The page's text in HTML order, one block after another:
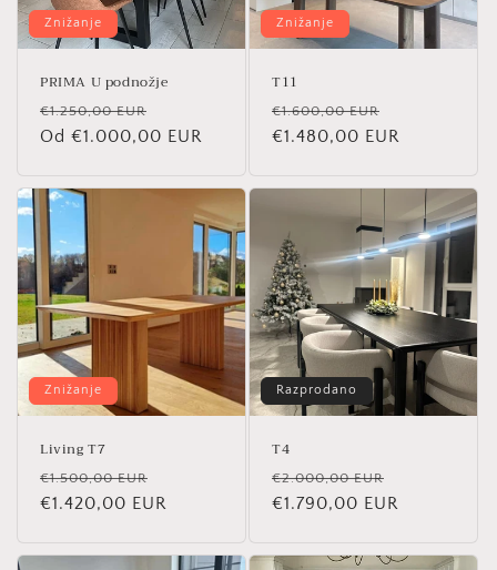
Znižanje
PRIMA U podnožje
Redna
cena
€1.250,00 EUR
cena
Od €1.000,00 EUR
Znižanje
T11
Redna
cena
€1.600,00 EUR
cena
€1.480,00 EUR
Znižanje
Living T7
Redna
cena
€1.500,00 EUR
cena
€1.420,00 EUR
Razprodano
T4
Redna
cena
€2.000,00 EUR
cena
€1.790,00 EUR